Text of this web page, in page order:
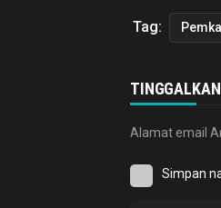
Tag:
Alamat email
Simpan